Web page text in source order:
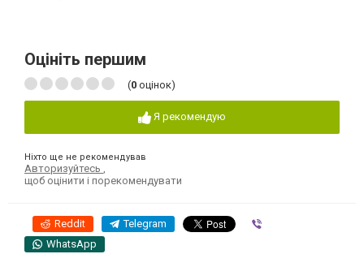
Оцініть першим
(0 оцінок)
Я рекомендую
Ніхто ще не рекомендував
Авторизуйтесь
щоб оцінити і порекомендувати
Reddit Telegram
WhatsApp